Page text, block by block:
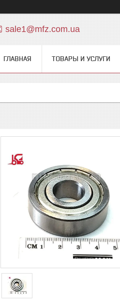
sale1@mfz.com.ua
ГЛАВНАЯ ТОВАРЫ И УСЛУГИ